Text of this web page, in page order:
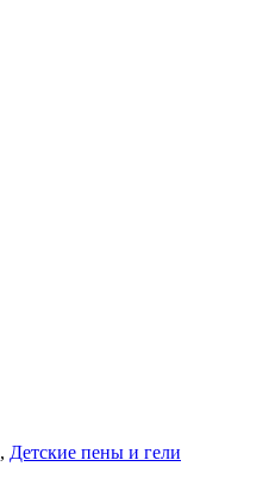
, Детские пены и гели